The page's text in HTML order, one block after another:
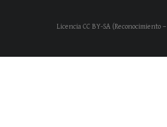
Licencia CC BY-SA (Reconocimiento